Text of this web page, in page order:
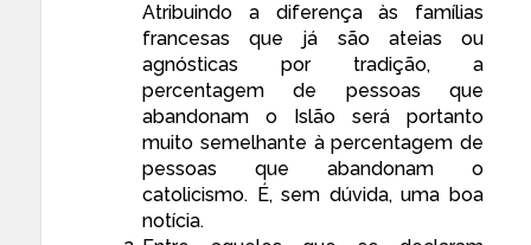
Atribuindo a diferença às famílias
francesas que já são ateias ou
agnósticas por tradição, a
percentagem de pessoas que
abandonam o Islão será portanto
muito semelhante à percentagem de
pessoas que abandonam o
catolicismo. É, sem dúvida, uma boa
notícia.